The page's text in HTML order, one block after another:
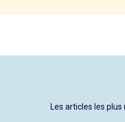
Les articles les plus